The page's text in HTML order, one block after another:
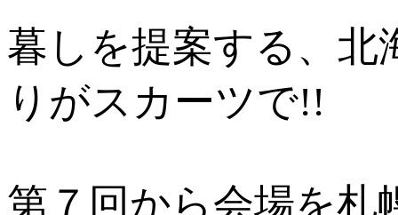
暮しを提案する、
りがスカーツで!!
第７回から会場を札